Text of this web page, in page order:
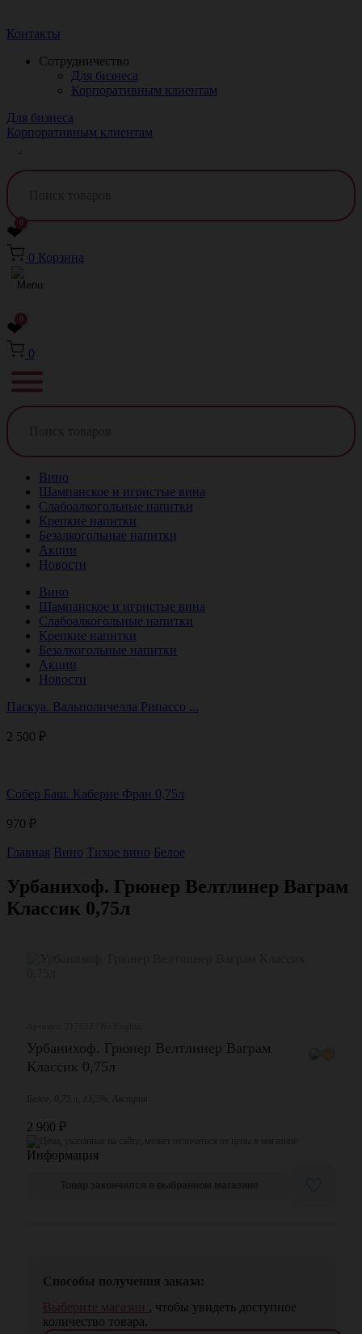
Контакты
Сотрудничество
Для бизнеса
Корпоративным клиентам
Для бизнеса
Корпоративным клиентам
❤0
0 Корзина
❤0
0
Вино
Шампанское и игристые вина
Слабоалкогольные напитки
Крепкие напитки
Безалкогольные напитки
Акции
Новости
Вино
Шампанское и игристые вина
Слабоалкогольные напитки
Крепкие напитки
Безалкогольные напитки
Акции
Новости
Паскуа. Вальполичелла Рипассо ...
2 500 ₽
Собер Баш. Каберне Фран 0,75л
970 ₽
Главная Вино Тихое вино Белое
Урбанихоф. Грюнер Велтлинер Ваграм
Классик 0,75л
Урбанихоф. Грюнер Велтлинер Ваграм
Классик 0,75л
2 900 ₽
♡
Способы получения заказа:
Выберите магазин , чтобы увидеть доступное
количество товара.